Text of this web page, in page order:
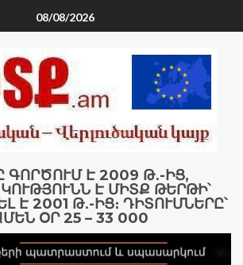
08/08/2026
ԳՈՐԾՈՒՄ Է 2009 Թ․-ԻՑ,
Է ՄԻՏՔ ԹԵՐԹԻ՝
Է 2001 Թ․-ԻՑ։ ԴԻՏՈՒՄՆԵՐԸ՝
ՕՐ 25 – 33 000